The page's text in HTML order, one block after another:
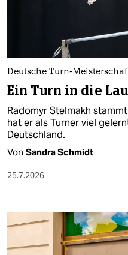
wahrheit
verlag
verlag
veranstaltungen
shop
fragen & hilfe
abo
genossenschaft
Deutsche Turn-
Ein Turn in die
Radomyr Stelmakh
hat er als Turner viel
Deutschland.
Von Sandra Schmidt
25.7.2026